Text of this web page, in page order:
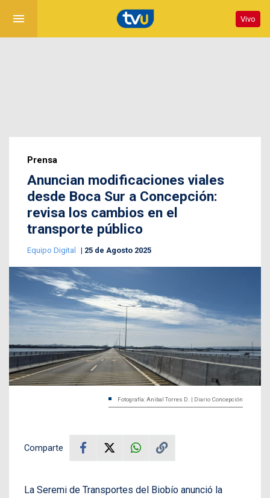
menu Vivo
Prensa
Anuncian modificaciones viales
desde Boca Sur a Concepción:
revisa los cambios en el
transporte público
Equipo Digital 25 de Agosto 2025
Fotografía: Anibal Torres D. | Diario Concepción
Comparte
La Seremi de Transportes del Biobío anunció la